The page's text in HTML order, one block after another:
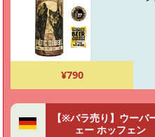
¥790
【※バラ売り】ウーバ
ェー ホッフェン